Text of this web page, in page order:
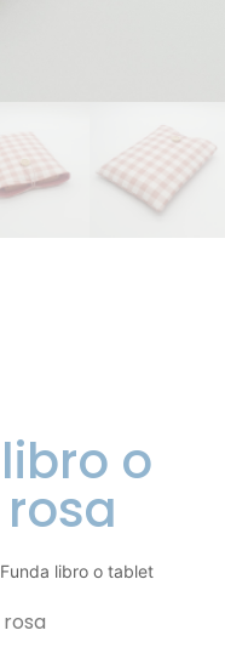
o
Funda libro o tablet